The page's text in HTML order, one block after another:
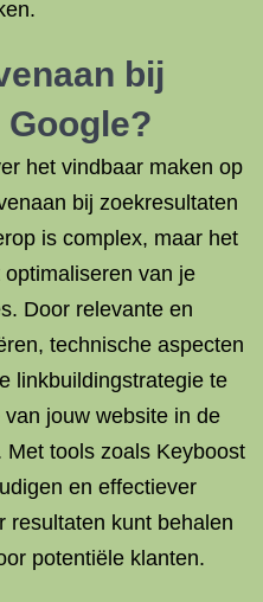
bij
het vindbaar maken op
bij zoekresultaten
is complex, maar het
van je
Door relevante en
technische aspecten
linkbuildingstrategie te
jouw website in de
tools zoals Keyboost
en effectiever
resultaten kunt behalen
potentiële klanten.